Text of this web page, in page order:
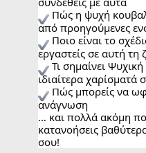
Πώς η ψυχή
από προηγούμενες
Ποιο είναι το
εργαστείς σε αυτή τη
Τι σημαίνει
ιδιαίτερα χαρίσματά
Πώς μπορείς να
ανάγνωση
… και πολλά ακόμη
κατανοήσεις
σου!